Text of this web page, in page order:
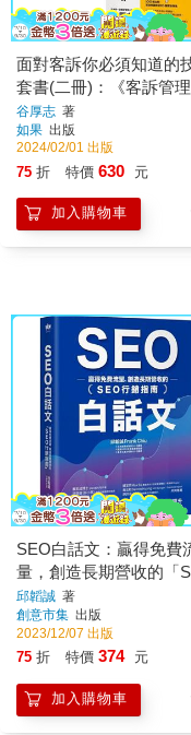
面對客訴你必須知道的
套書(二冊)：《客訴管
版)》、《客訴應對的100
法則》
谷厚志 著
如果 出版
2024/02/01 出版
75 折 特價 630 元
加入購物車
SEO白話文：贏得免費
量，創造長期營收的「
行銷指南」
邱韜誠 著
創意市集 出版
2023/12/07 出版
75 折 特價 374 元
加入購物車